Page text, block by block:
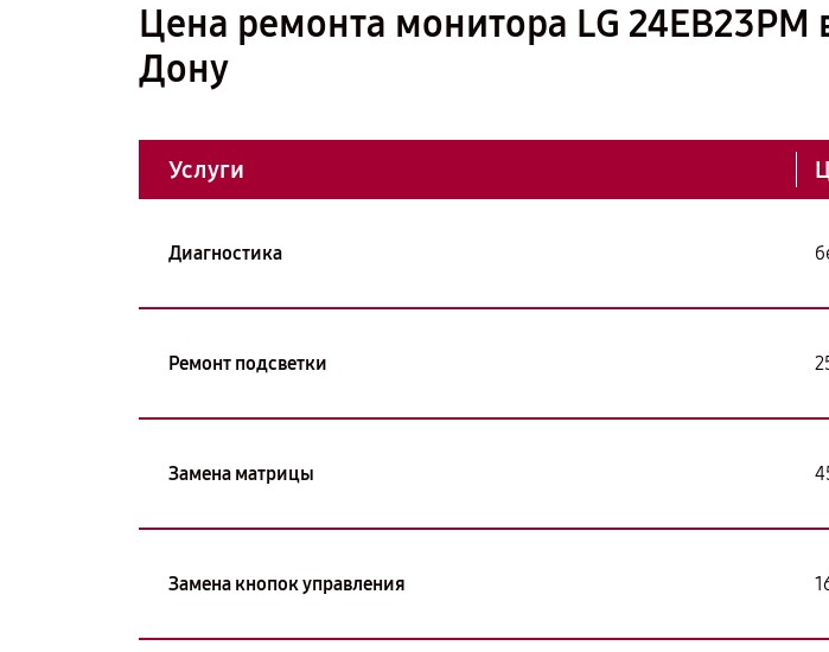
Цена ремонта монитора LG 24EB23PM
Дону
Услуги
Диагностика
Ремонт подсветки
Замена матрицы
Замена кнопок управления